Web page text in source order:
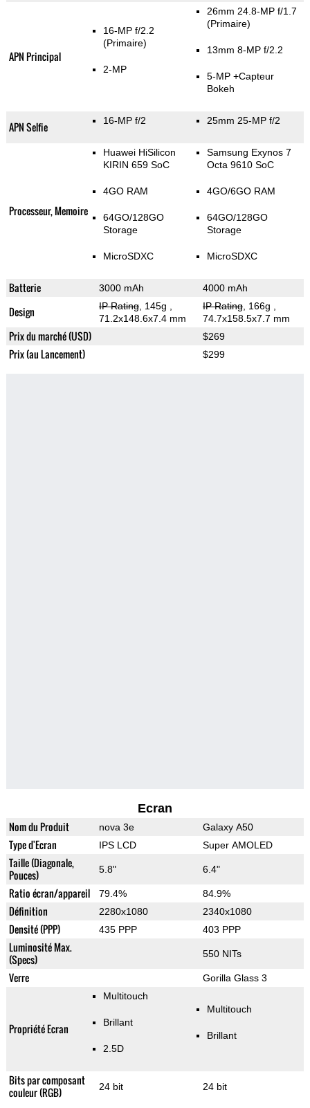
APN Principal
16-MP f/2.2
(Primaire)
2-MP
26mm 24.8-MP f/1.7
(Primaire)
13mm 8-MP f/2.2
5-MP +Capteur
Bokeh
APN Selfie 16-MP f/2 25mm 25-MP f/2
Processeur, Memoire
Huawei HiSilicon
KIRIN 659 SoC
4GO RAM
64GO/128GO
Storage
MicroSDXC
Samsung Exynos 7
Octa 9610 SoC
4GO/6GO RAM
64GO/128GO
Storage
MicroSDXC
Batterie 3000 mAh 4000 mAh
Design IP Rating, 145g
71.2x148.6x7.4 mm
IP Rating, 166g
74.7x158.5x7.7 mm
Prix du marché (USD) $269
Prix (au Lancement) $299
Ecran
Nom du Produit nova 3e Galaxy A50
Type d'Ecran IPS LCD Super AMOLED
Taille (Diagonale,
Pouces)
5.8" 6.4"
Ratio écran/appareil 79.4% 84.9%
Définition 2280x1080 2340x1080
Densité (PPP) 435 PPP 403 PPP
Luminosité Max.
(Specs)
550 NITs
Verre Gorilla Glass 3
Propriété Ecran
Multitouch
Brillant
2.5D
Multitouch
Brillant
Bits par composant
couleur (RGB)
24 bit 24 bit